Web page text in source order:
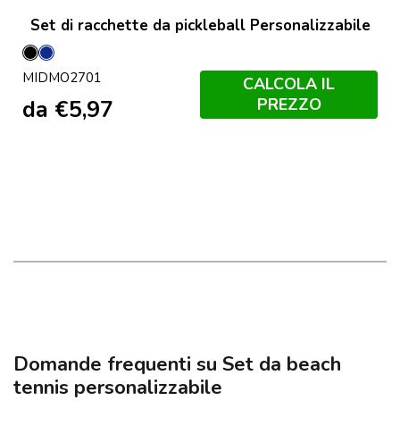
Set di racchette da pickleball Personalizzabile
NeroFrancese
Navy
MIDMO2701
da €5,97
CALCOLA IL
PREZZO
Domande frequenti su Set da beach
tennis personalizzabile